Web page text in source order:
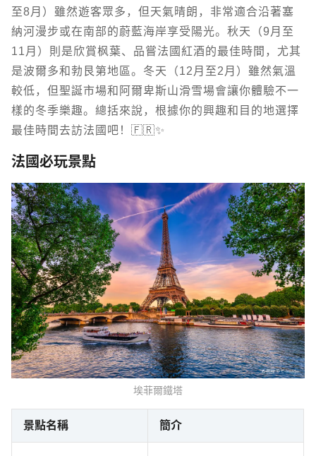
至8月）雖然遊客眾多，但天氣晴朗，非常適合沿著塞
納河漫步或在南部的蔚藍海岸享受陽光。秋天（9月至
11月）則是欣賞枫葉、品嘗法國紅酒的最佳時間，尤其
是波爾多和勃艮第地區。冬天（12月至2月）雖然氣溫
較低，但聖誕市場和阿爾卑斯山滑雪場會讓你體驗不一
樣的冬季樂趣。總括來說，根據你的興趣和目的地選擇
最佳時間去訪法國吧！🇫🇷✨
法國必玩景點
埃菲爾鐵塔
景點名稱 簡介